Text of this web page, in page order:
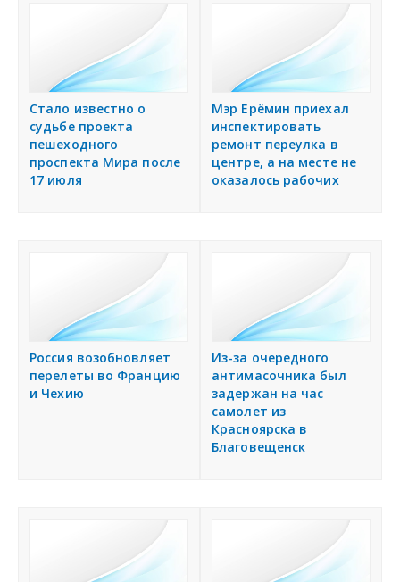
Стало известно о
судьбе проекта
пешеходного
проспекта Мира после
17 июля
Мэр Ерёмин приехал
инспектировать
ремонт переулка в
центре, а на месте не
оказалось рабочих
Россия возобновляет
перелеты во Францию
и Чехию
Из-за очередного
антимасочника был
задержан на час
самолет из
Красноярска в
Благовещенск